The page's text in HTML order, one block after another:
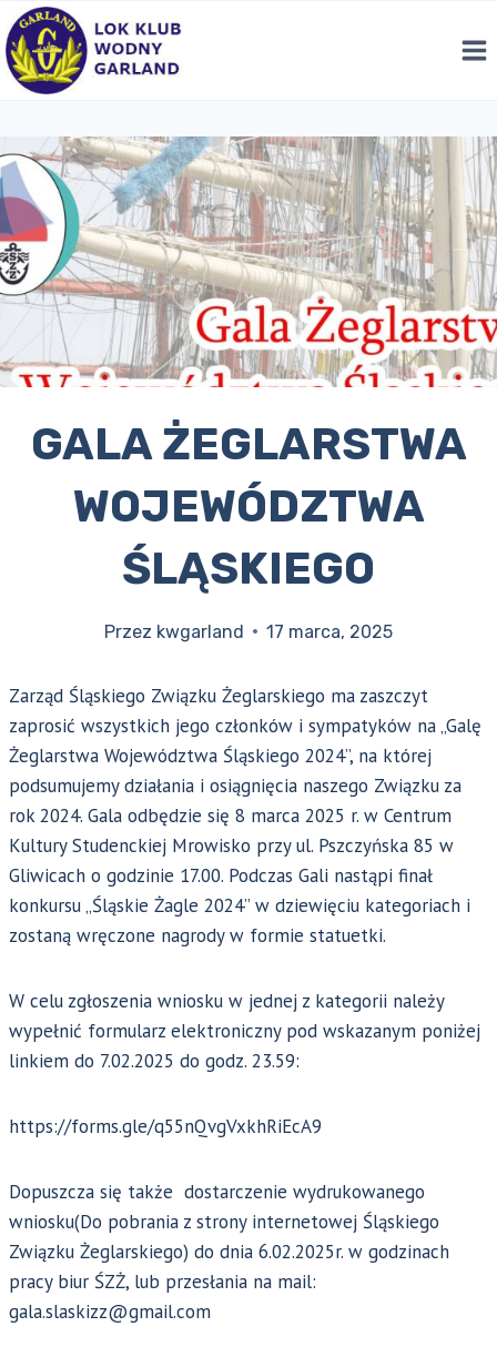
Przejdź
do
treści
GALA ŻEGLARSTWA
WOJEWÓDZTWA
ŚLĄSKIEGO
Przez kwgarland 17 marca, 2025
Zarząd Śląskiego Związku Żeglarskiego ma zaszczyt
zaprosić wszystkich jego członków i sympatyków na „Galę
Żeglarstwa Województwa Śląskiego 2024”, na której
podsumujemy działania i osiągnięcia naszego Związku za
rok 2024. Gala odbędzie się 8 marca 2025 r. w Centrum
Kultury Studenckiej Mrowisko przy ul. Pszczyńska 85 w
Gliwicach o godzinie 17.00. Podczas Gali nastąpi finał
konkursu „Śląskie Żagle 2024” w dziewięciu kategoriach i
zostaną wręczone nagrody w formie statuetki.
W celu zgłoszenia wniosku w jednej z kategorii należy
wypełnić formularz elektroniczny pod wskazanym poniżej
linkiem do 7.02.2025 do godz. 23.59:
https://forms.gle/q55nQvgVxkhRiEcA9
Dopuszcza się także dostarczenie wydrukowanego
wniosku(Do pobrania z strony internetowej Śląskiego
Związku Żeglarskiego) do dnia 6.02.2025r. w godzinach
pracy biur ŚZŻ, lub przesłania na mail:
gala.slaskizz@gmail.com